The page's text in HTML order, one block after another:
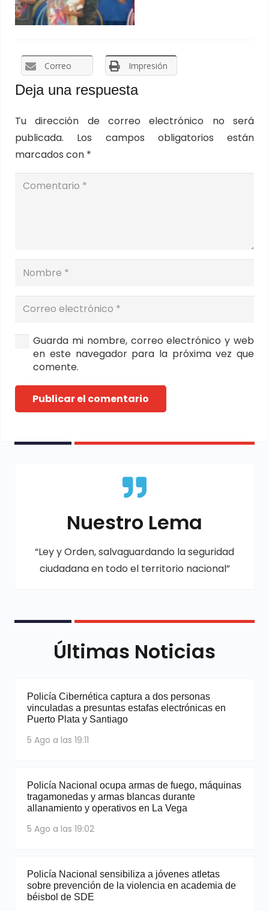
Correo Impresión
Deja una respuesta
Tu dirección de correo electrónico no será
publicada.
Los campos obligatorios están
marcados con *
Guarda mi nombre, correo electrónico y web
en este navegador para la próxima vez que
comente.
Publicar el comentario
Nuestro Lema
“Ley y Orden, salvaguardando la seguridad
ciudadana en todo el territorio nacional”
Últimas Noticias
Policía Cibernética captura a dos personas
vinculadas a presuntas estafas electrónicas en
Puerto Plata y Santiago
5 Ago a las 19:11
Policía Nacional ocupa armas de fuego, máquinas
tragamonedas y armas blancas durante
allanamiento y operativos en La Vega
5 Ago a las 19:02
Policía Nacional sensibiliza a jóvenes atletas
sobre prevención de la violencia en academia de
béisbol de SDE